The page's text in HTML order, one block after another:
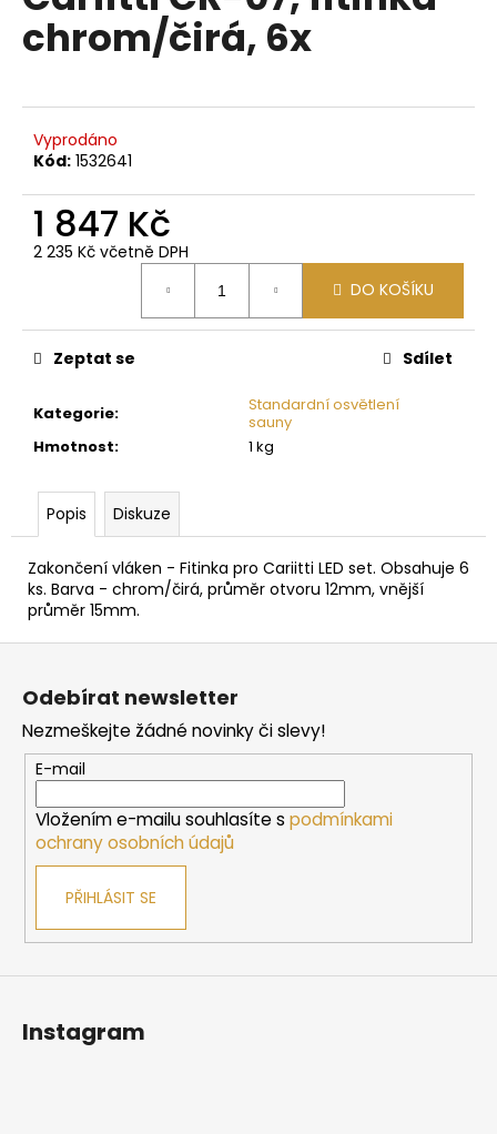
z
chrom/čirá, 6x
Vyprodáno
Kód: 1532641
1 847 Kč
2 235 Kč včetně DPH
DO KOŠÍKU
Kategorie:
Standardní osvětlení
sauny
Hmotnost: 1 kg
Zeptat se Sdílet
Popis Diskuze
Zakončení vláken - Fitinka pro Cariitti LED set. Obsahuje 6
ks. Barva - chrom/čirá, průměr otvoru 12mm, vnější
průměr 15mm.
a
j
t
?
D
p
o
e
m
e
DVEŘE
DO
SAUNY
"A"
6X19
BRONZE
590X1890
MM
767
Z
Odebírat newsletter
Nezmeškejte žádné novinky či slevy!
E-mail
Vložením e-mailu souhlasíte s podmínkami
ochrany osobních údajů
PŘIHLÁSIT SE
Instagram